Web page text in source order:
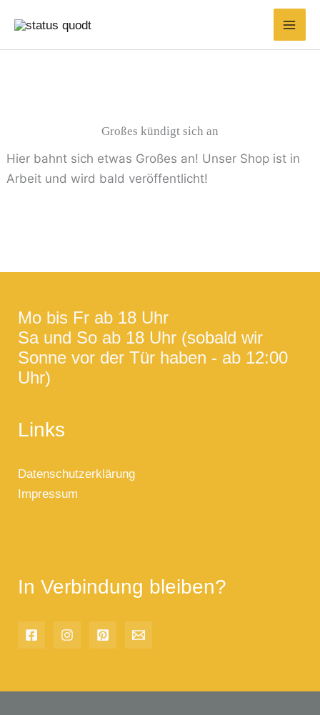
Inhalt
springen
Großes kündigt sich an
Hier bahnt sich etwas Großes an! Unser Shop ist in
Arbeit und wird bald veröffentlicht!
Mo bis Fr ab 18 Uhr
Sa und So ab 18 Uhr (sobald wir
Sonne vor der Tür haben - ab 12:00
Uhr)
Links
Datenschutzerklärung
Impressum
In Verbindung bleiben?
nach: